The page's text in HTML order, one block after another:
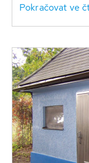
Pokračovat ve